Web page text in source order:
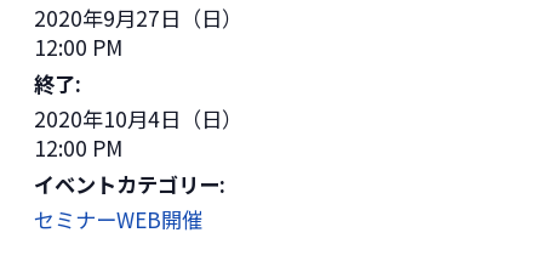
2020年9月27日（日）
12:00 PM
終了:
2020年10月4日（日）
12:00 PM
イベントカテゴリー:
セミナーWEB開催